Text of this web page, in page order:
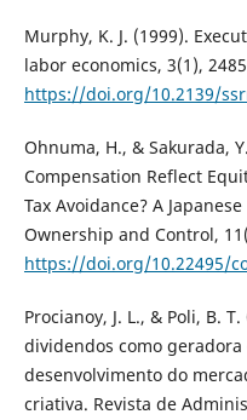
Murphy, K. J. (1999).
labor economics, 3(1),
https://doi.org/10.2139/
Ohnuma, H., & Sakurada,
Compensation Reflect
Tax Avoidance? A
Ownership and Control,
https://doi.org/10.22495/
Procianoy, J. L., & Poli, B.
dividendos como
desenvolvimento do
criativa. Revista de